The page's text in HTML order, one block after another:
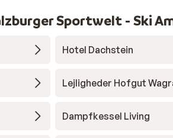
Sportwelt - Ski
Hotel Dachstein
Lejligheder Hofgut
Dampfkessel Living